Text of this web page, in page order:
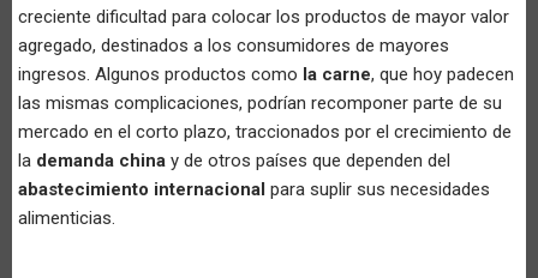
creciente dificultad para colocar los productos de mayor valor
agregado, destinados a los consumidores de mayores
ingresos. Algunos productos como la carne, que hoy padecen
las mismas complicaciones, podrían recomponer parte de su
mercado en el corto plazo, traccionados por el crecimiento de
la demanda china y de otros países que dependen del
abastecimiento internacional para suplir sus necesidades
alimenticias.